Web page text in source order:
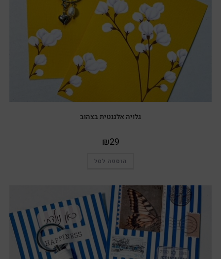
גלויה אלגנטית בצהוב
₪29
הוספה לסל